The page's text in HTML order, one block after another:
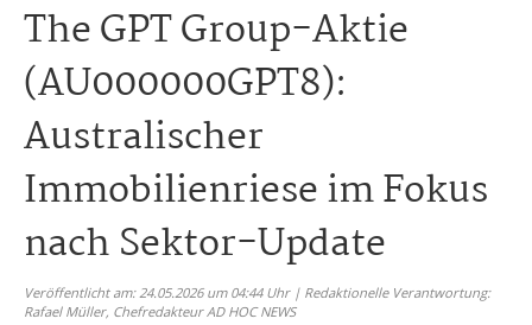
The GPT Group-Aktie
(AU000000GPT8):
Australischer
Immobilienriese im Fokus
nach Sektor-Update
Veröffentlicht am: 24.05.2026 um 04:44 Uhr | Redaktionelle Verantwortung:
Rafael Müller, Chefredakteur AD HOC NEWS